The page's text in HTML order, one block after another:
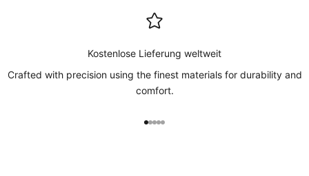
Kostenlose Lieferung weltweit
Crafted with precision using the finest materials for durability and
comfort.
Gehe zu Element 1
Gehe zu Element 2
Gehe zu Element 3
Gehe zu Element 4
Gehe zu Element 5